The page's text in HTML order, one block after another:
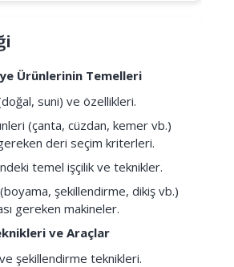
Ürünlerinin Temelleri
suni) ve özellikleri.
(çanta, cüzdan, kemer vb.)
deri seçim kriterleri.
temel işçilik ve teknikler.
şekillendirme, dikiş vb.)
gereken makineler.
ve Araçlar
şekillendirme teknikleri.